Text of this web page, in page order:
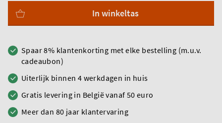
In winkeltas
Spaar 8% klantenkorting met elke bestelling (m.u.v.
cadeaubon)
Uiterlijk binnen 4 werkdagen in huis
Gratis levering in België vanaf 50 euro
Meer dan 80 jaar klantervaring